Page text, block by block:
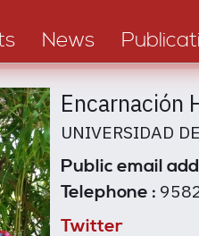
News
Encarnación
UNIVERSIDAD
Public email
Telephone :
Twitter